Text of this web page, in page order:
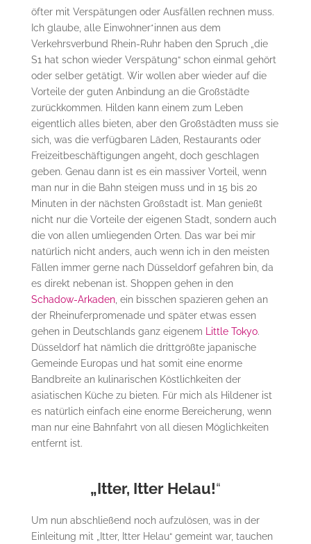
öfter mit Verspätungen oder Ausfällen rechnen muss.
Ich glaube, alle Einwohner*innen aus dem
Verkehrsverbund Rhein-Ruhr haben den Spruch „die
S1 hat schon wieder Verspätung“ schon einmal gehört
oder selber getätigt. Wir wollen aber wieder auf die
Vorteile der guten Anbindung an die Großstädte
zurückkommen. Hilden kann einem zum Leben
eigentlich alles bieten, aber den Großstädten muss sie
sich, was die verfügbaren Läden, Restaurants oder
Freizeitbeschäftigungen angeht, doch geschlagen
geben. Genau dann ist es ein massiver Vorteil, wenn
man nur in die Bahn steigen muss und in 15 bis 20
Minuten in der nächsten Großstadt ist. Man genießt
nicht nur die Vorteile der eigenen Stadt, sondern auch
die von allen umliegenden Orten. Das war bei mir
natürlich nicht anders, auch wenn ich in den meisten
Fällen immer gerne nach Düsseldorf gefahren bin, da
es direkt nebenan ist. Shoppen gehen in den
Schadow-Arkaden, ein bisschen spazieren gehen an
der Rheinuferpromenade und später etwas essen
gehen in Deutschlands ganz eigenem
Little Tokyo.
Düsseldorf hat nämlich die drittgrößte japanische
Gemeinde Europas und hat somit eine enorme
Bandbreite an kulinarischen Köstlichkeiten der
asiatischen Küche zu bieten. Für mich als Hildener ist
es natürlich einfach eine enorme Bereicherung, wenn
man nur eine Bahnfahrt von all diesen Möglichkeiten
entfernt ist.
„Itter, Itter Helau!“
Um nun abschließend noch aufzulösen, was in der
Einleitung mit „Itter, Itter Helau“ gemeint war, tauchen